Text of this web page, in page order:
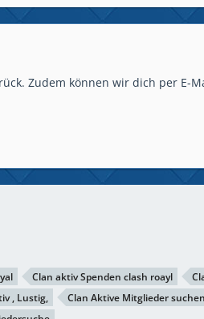
Zudem können wir dich per E-
Clan aktiv Spenden clash roayl
, Lustig,
Clan Aktive Mitglieder suchen